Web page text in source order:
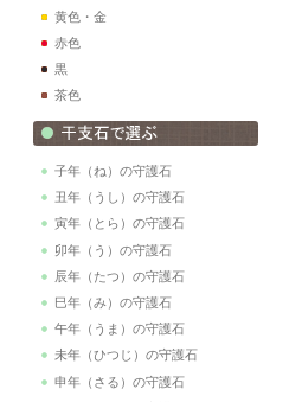
黄色・金
赤色
黒
茶色
子年（ね）の守護石
丑年（うし）の守護石
寅年（とら）の守護石
卯年（う）の守護石
辰年（たつ）の守護石
巳年（み）の守護石
午年（うま）の守護石
未年（ひつじ）の守護石
申年（さる）の守護石